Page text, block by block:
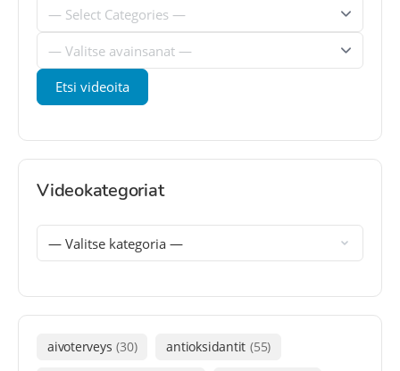
Videokategoriat
aivoterveys (30) antioksidantit (55)